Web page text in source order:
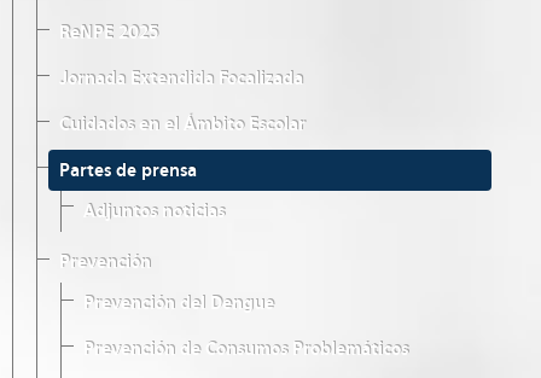
ReNPE 2025
Jornada Extendida Focalizada
Cuidados en el Ámbito Escolar
Partes de prensa
Adjuntos noticias
Prevención
Prevención del Dengue
Prevención de Consumos Problemáticos